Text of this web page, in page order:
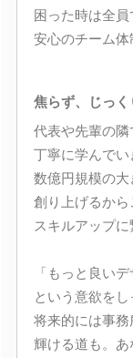
困った時は全
安心のチーム体
焦らず、じっく
代表や先輩の
丁寧に学んでい
数億円規模の
創り上げるか
スキルアップに
「もっと良い
という意欲をし
将来的には事
輝ける道も。あ